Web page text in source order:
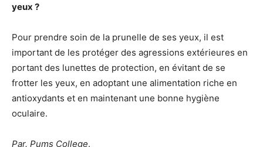
yeux ?
Pour prendre soin de la prunelle de ses yeux, il est
important de les protéger des agressions extérieures en
portant des lunettes de protection, en évitant de se
frotter les yeux, en adoptant une alimentation riche en
antioxydants et en maintenant une bonne hygiène
oculaire.
Par. Pums College.